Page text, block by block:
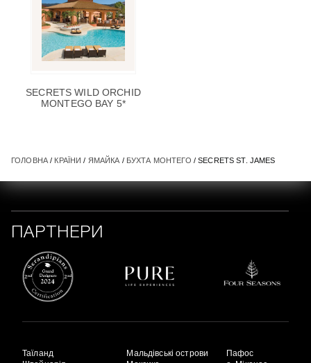
SECRETS WILD ORCHID
MONTEGO BAY 5*
ГОЛОВНА/ КРАЇНИ / ЯМАЙКА / БУХТА МОНТЕГО / SECRETS ST. JAMES
ПАРТНЕРИ
Таїланд
Мальдівські острови
Пафос